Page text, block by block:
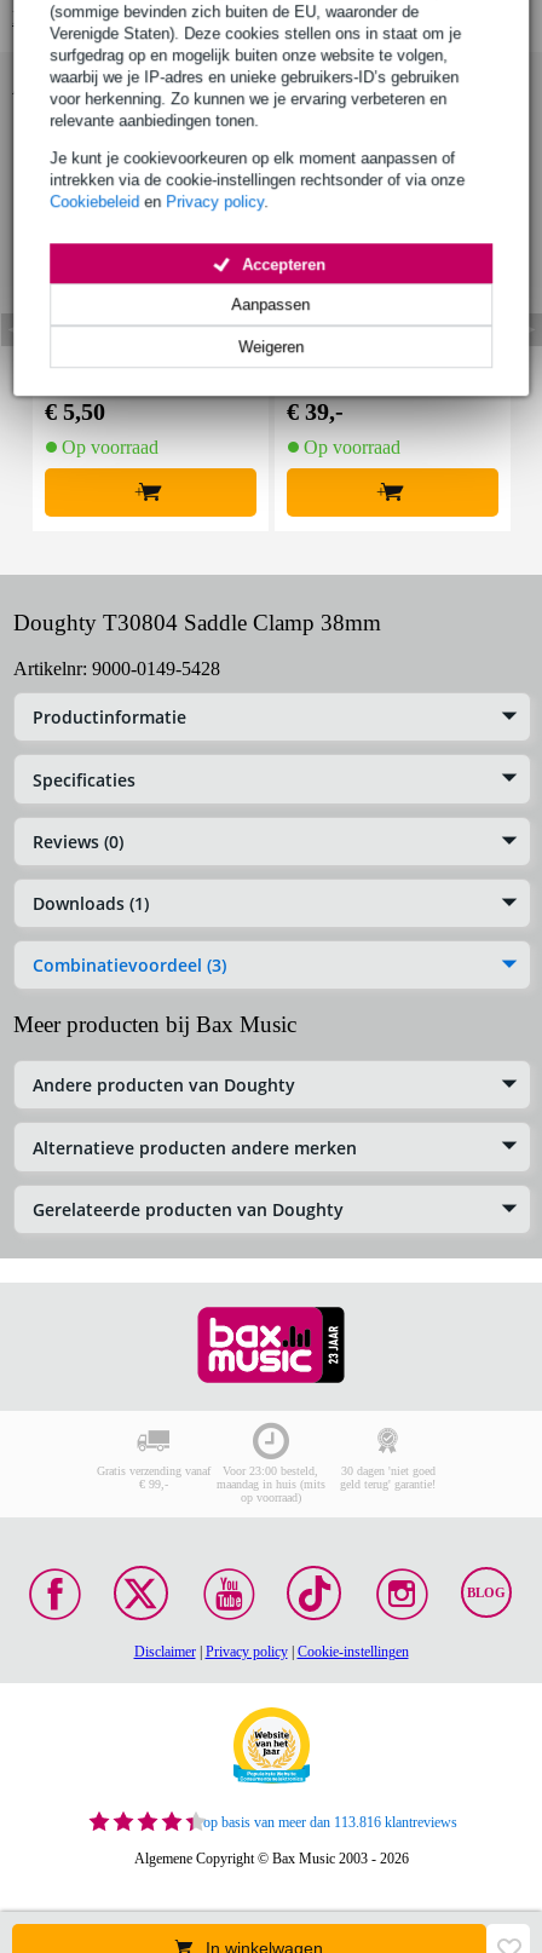
(sommige bevinden zich buiten de EU, waaronder de
Verenigde Staten). Deze cookies stellen ons in staat om je
surfgedrag op en mogelijk buiten onze website te volgen,
waarbij we je IP-adres en unieke gebruikers-ID’s gebruiken
voor herkenning. Zo kunnen we je ervaring verbeteren en
relevante aanbiedingen tonen.
Je kunt je cookievoorkeuren op elk moment aanpassen of
intrekken via de cookie-instellingen rechtsonder of via onze
Cookiebeleid en Privacy policy.
Weigeren
Aanpassen
Accepteren
Bekijk alle productspecificaties
Accessoires (9)
mal zwart (10 stuks)
€ 5,50
Op voorraad
+
Innox IVA 01 LS Kit he
€ 39,-
Op voorraad
+
Doughty T30804 Saddle Clamp 38mm
Artikelnr: 9000-0149-5428
Productinformatie
Specificaties
Reviews (0)
Downloads (1)
Combinatievoordeel (3)
Meer producten bij Bax Music
Andere producten van Doughty
Alternatieve producten andere merken
Gerelateerde producten van Doughty
In winkelwagen
Gratis verzending vanaf
€ 99,-
Voor 23:00 besteld,
maandag in huis (mits
op voorraad)
30 dagen 'niet goed
geld terug' garantie!
BLOG
Disclaimer| Privacy policy| Cookie-instellingen
op basis van meer dan 113.816 klantreviews
Algemene Copyright © Bax Music 2003 - 2026